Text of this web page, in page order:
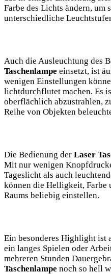
Farbe des Lichts ändern, um
unterschiedliche
Auch die Ausleuchtung des
Taschenlampe einsetzt, ist
wenigen Einstellungen
lichtdurchflutet machen. Es
oberflächlich ‌abzustrahlen,
⁢Reihe ⁢von⁤ Objekten‍
Die Bedienung der Laser
‌Mit ⁢nur wenigen
Tageslicht als‌ auch
können die ‍Helligkeit, Farbe
Raums beliebig einstellen.
Ein‌ besonderes Highlight ist
ein langes⁢ Spielen oder
mehreren Stunden
Taschenlampe noch so hell